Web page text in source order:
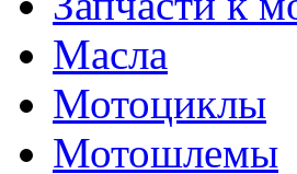
Масла
Мотоциклы
Мотошлемы